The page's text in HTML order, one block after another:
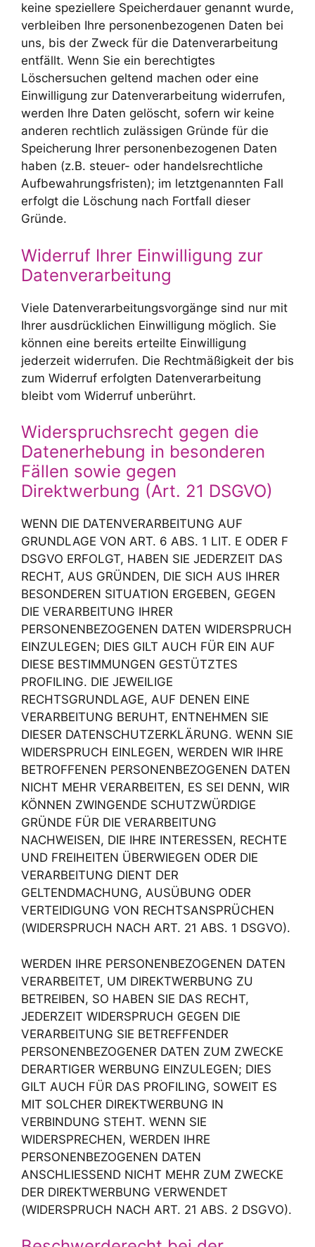
keine speziellere Speicherdauer genannt wurde,
verbleiben Ihre personenbezogenen Daten bei
uns, bis der Zweck für die Datenverarbeitung
entfällt. Wenn Sie ein berechtigtes
Löschersuchen geltend machen oder eine
Einwilligung zur Datenverarbeitung widerrufen,
werden Ihre Daten gelöscht, sofern wir keine
anderen rechtlich zulässigen Gründe für die
Speicherung Ihrer personenbezogenen Daten
haben (z.B. steuer- oder handelsrechtliche
Aufbewahrungsfristen); im letztgenannten Fall
erfolgt die Löschung nach Fortfall dieser
Gründe.
Widerruf Ihrer Einwilligung zur
Datenverarbeitung
Viele Datenverarbeitungsvorgänge sind nur mit
Ihrer ausdrücklichen Einwilligung möglich. Sie
können eine bereits erteilte Einwilligung
jederzeit widerrufen. Die Rechtmäßigkeit der bis
zum Widerruf erfolgten Datenverarbeitung
bleibt vom Widerruf unberührt.
Widerspruchsrecht gegen die
Datenerhebung in besonderen
Fällen sowie gegen
Direktwerbung (Art. 21 DSGVO)
WENN DIE DATENVERARBEITUNG AUF
GRUNDLAGE VON ART. 6 ABS. 1 LIT. E ODER F
DSGVO ERFOLGT, HABEN SIE JEDERZEIT DAS
RECHT, AUS GRÜNDEN, DIE SICH AUS IHRER
BESONDEREN SITUATION ERGEBEN, GEGEN
DIE VERARBEITUNG IHRER
PERSONENBEZOGENEN DATEN WIDERSPRUCH
EINZULEGEN; DIES GILT AUCH FÜR EIN AUF
DIESE BESTIMMUNGEN GESTÜTZTES
PROFILING. DIE JEWEILIGE
RECHTSGRUNDLAGE, AUF DENEN EINE
VERARBEITUNG BERUHT, ENTNEHMEN SIE
DIESER DATENSCHUTZERKLÄRUNG. WENN SIE
WIDERSPRUCH EINLEGEN, WERDEN WIR IHRE
BETROFFENEN PERSONENBEZOGENEN DATEN
NICHT MEHR VERARBEITEN, ES SEI DENN, WIR
KÖNNEN ZWINGENDE SCHUTZWÜRDIGE
GRÜNDE FÜR DIE VERARBEITUNG
NACHWEISEN, DIE IHRE INTERESSEN, RECHTE
UND FREIHEITEN ÜBERWIEGEN ODER DIE
VERARBEITUNG DIENT DER
GELTENDMACHUNG, AUSÜBUNG ODER
VERTEIDIGUNG VON RECHTSANSPRÜCHEN
(WIDERSPRUCH NACH ART. 21 ABS. 1 DSGVO).
WERDEN IHRE PERSONENBEZOGENEN DATEN
VERARBEITET, UM DIREKTWERBUNG ZU
BETREIBEN, SO HABEN SIE DAS RECHT,
JEDERZEIT WIDERSPRUCH GEGEN DIE
VERARBEITUNG SIE BETREFFENDER
PERSONENBEZOGENER DATEN ZUM ZWECKE
DERARTIGER WERBUNG EINZULEGEN; DIES
GILT AUCH FÜR DAS PROFILING, SOWEIT ES
MIT SOLCHER DIREKTWERBUNG IN
VERBINDUNG STEHT. WENN SIE
WIDERSPRECHEN, WERDEN IHRE
PERSONENBEZOGENEN DATEN
ANSCHLIESSEND NICHT MEHR ZUM ZWECKE
DER DIREKTWERBUNG VERWENDET
(WIDERSPRUCH NACH ART. 21 ABS. 2 DSGVO).